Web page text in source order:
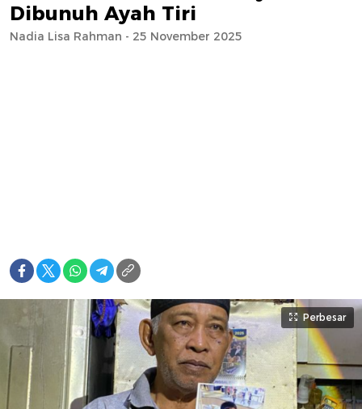
Dibunuh Ayah Tiri
Nadia Lisa Rahman - 25 November 2025
Perbesar